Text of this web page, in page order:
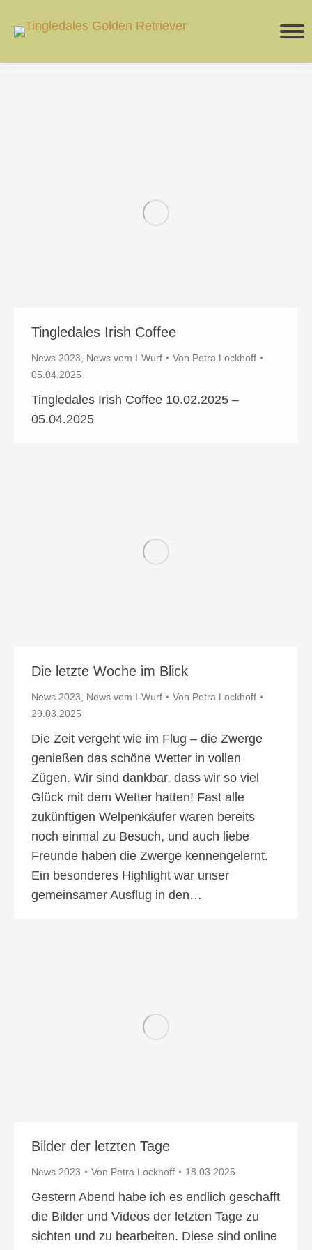
Tingledales Irish Coffee
News 2023 News vom I-Wurf Von Petra Lockhoff
05.04.2025
Tingledales Irish Coffee 10.02.2025 –
05.04.2025
Die letzte Woche im Blick
News 2023 News vom I-Wurf Von Petra Lockhoff
29.03.2025
Die Zeit vergeht wie im Flug – die Zwerge
genießen das schöne Wetter in vollen
Zügen. Wir sind dankbar, dass wir so viel
Glück mit dem Wetter hatten! Fast alle
zukünftigen Welpenkäufer waren bereits
noch einmal zu Besuch, und auch liebe
Freunde haben die Zwerge kennengelernt.
Ein besonderes Highlight war unser
gemeinsamer Ausflug in den…
Bilder der letzten Tage
News 2023 Von Petra Lockhoff 18.03.2025
Gestern Abend habe ich es endlich geschafft
die Bilder und Videos der letzten Tage zu
sichten und zu bearbeiten. Diese sind online